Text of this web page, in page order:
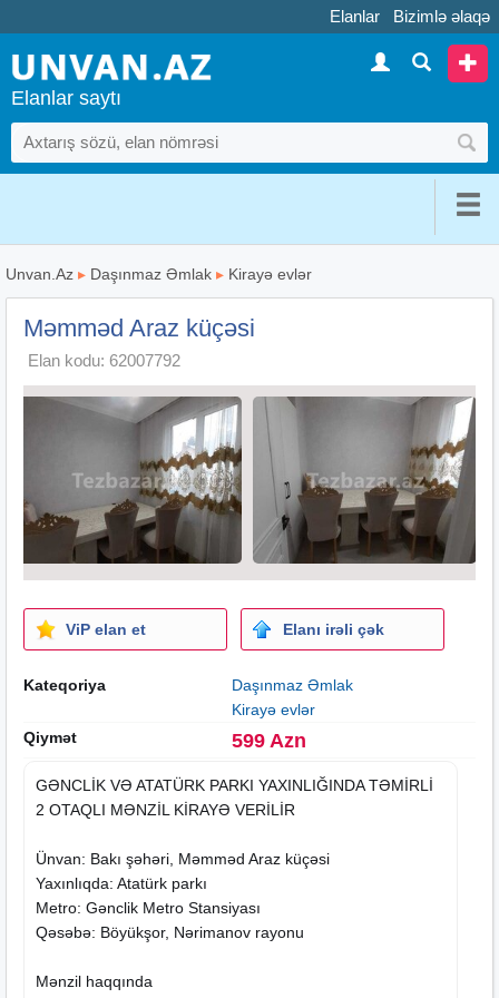
Elanlar Bizimlə əlaqə
Elanlar saytı
Unvan.Az ▸ Daşınmaz Əmlak ▸ Kirayə evlər
Məmməd Araz küçəsi
Elan kodu: 62007792
ViP elan et Elanı irəli çək
Kateqoriya
Daşınmaz Əmlak
Kirayə evlər
Qiymət
599 Azn
GƏNCLİK VƏ ATATÜRK PARKI YAXINLIĞINDA TƏMİRLİ
2 OTAQLI MƏNZİL KİRAYƏ VERİLİR
Ünvan: Bakı şəhəri, Məmməd Araz küçəsi
Yaxınlıqda: Atatürk parkı
Metro: Gənclik Metro Stansiyası
Qəsəbə: Böyükşor, Nərimanov rayonu
Mənzil haqqında